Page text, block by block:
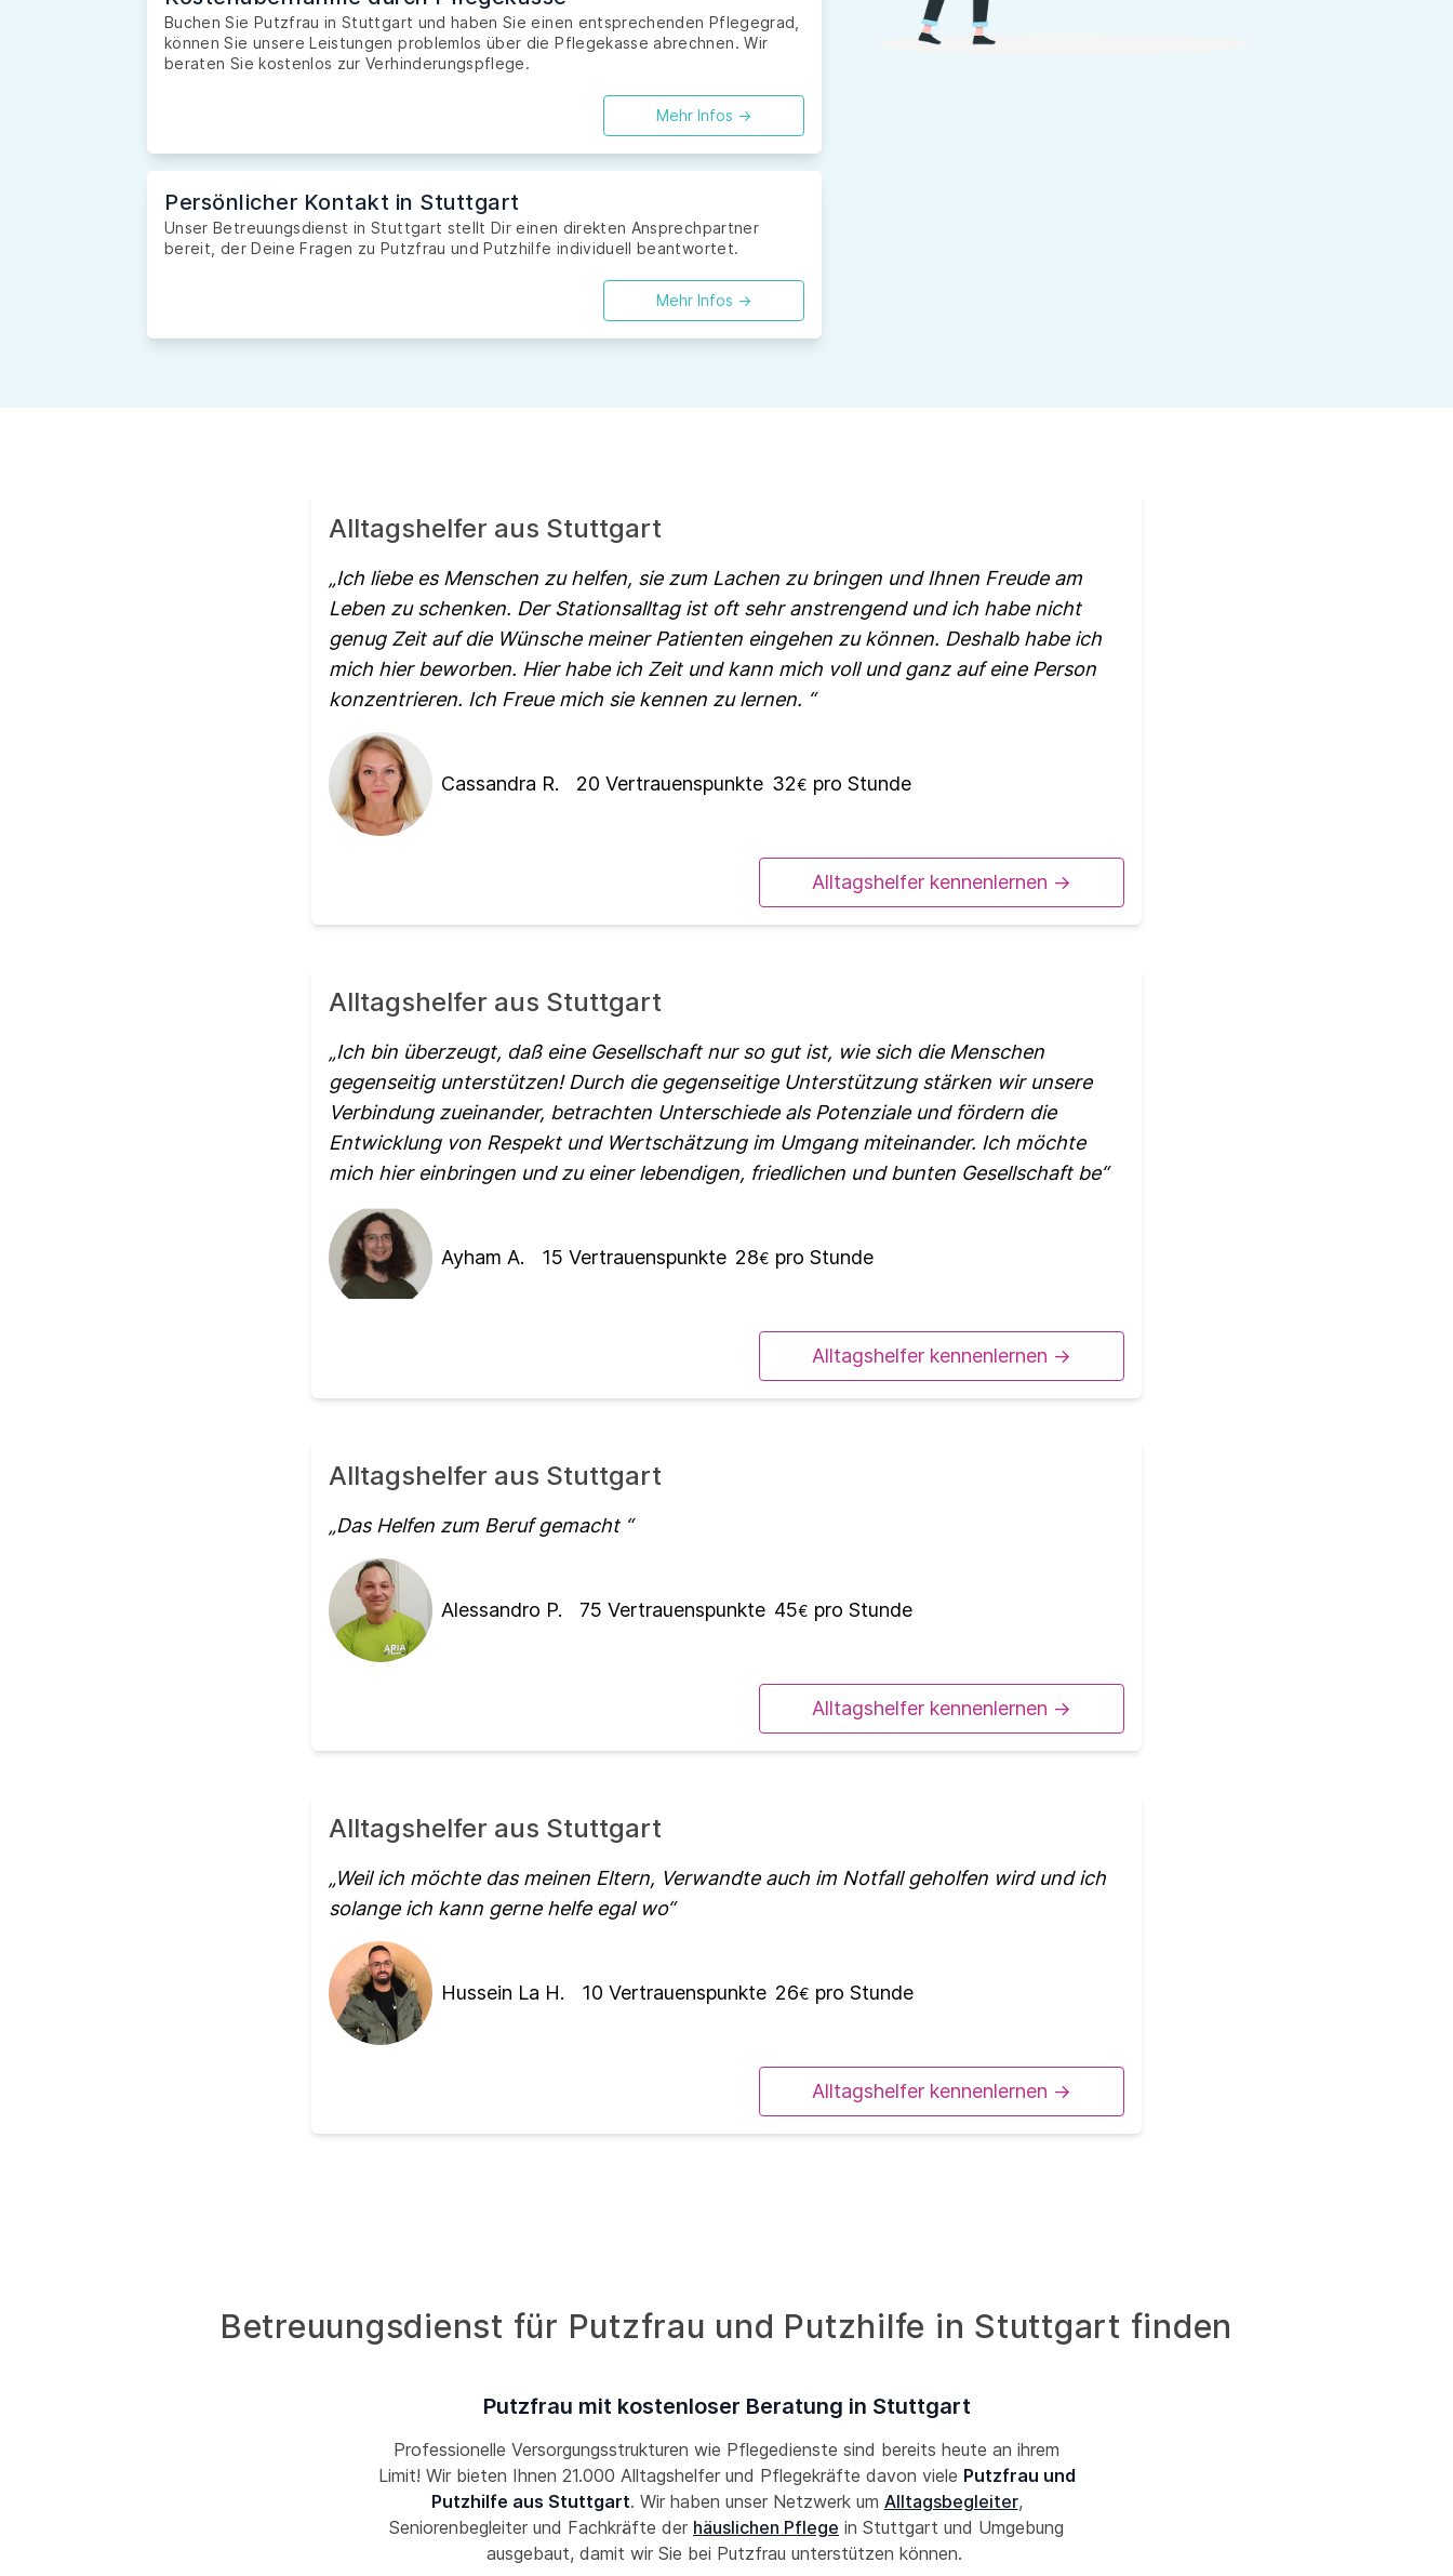
Buchen Sie Putzfrau in Stuttgart und haben Sie einen entsprechenden Pflegegrad,
können Sie unsere Leistungen problemlos über die Pflegekasse abrechnen. Wir
beraten Sie kostenlos zur Verhinderungspflege.
Mehr Infos ->
Persönlicher Kontakt in Stuttgart
Unser Betreuungsdienst in Stuttgart stellt Dir einen direkten Ansprechpartner
bereit, der Deine Fragen zu Putzfrau und Putzhilfe individuell beantwortet.
Mehr Infos ->
Alltagshelfer aus Stuttgart
Ich liebe es Menschen zu helfen, sie zum Lachen zu bringen und Ihnen Freude am
Leben zu schenken. Der Stationsalltag ist oft sehr anstrengend und ich habe nicht
genug Zeit auf die Wünsche meiner Patienten eingehen zu können. Deshalb habe ich
mich hier beworben. Hier habe ich Zeit und kann mich voll und ganz auf eine Person
konzentrieren. Ich Freue mich sie kennen zu lernen.
Cassandra R. 20 Vertrauenspunkte 32€ pro Stunde
Alltagshelfer kennenlernen ->
Alltagshelfer aus Stuttgart
Ich bin überzeugt, daß eine Gesellschaft nur so gut ist, wie sich die Menschen
gegenseitig unterstützen! Durch die gegenseitige Unterstützung stärken wir unsere
Verbindung zueinander, betrachten Unterschiede als Potenziale und fördern die
Entwicklung von Respekt und Wertschätzung im Umgang miteinander. Ich möchte
mich hier einbringen und zu einer lebendigen, friedlichen und bunten Gesellschaft be
Ayham A. 15 Vertrauenspunkte 28€ pro Stunde
Alltagshelfer kennenlernen ->
Alltagshelfer aus Stuttgart
Das Helfen zum Beruf gemacht
Alessandro P. 75 Vertrauenspunkte 45€ pro Stunde
Alltagshelfer kennenlernen ->
Alltagshelfer aus Stuttgart
Weil ich möchte das meinen Eltern, Verwandte auch im Notfall geholfen wird und ich
solange ich kann gerne helfe egal wo
Hussein La H. 10 Vertrauenspunkte 26€ pro Stunde
Alltagshelfer kennenlernen ->
Betreuungsdienst für Putzfrau und Putzhilfe in Stuttgart finden
Putzfrau mit kostenloser Beratung in Stuttgart
Professionelle Versorgungsstrukturen wie Pflegedienste sind bereits heute an ihrem
Limit! Wir bieten Ihnen 21.000 Alltagshelfer und Pflegekräfte davon viele Putzfrau und
Putzhilfe aus Stuttgart. Wir haben unser Netzwerk um Alltagsbegleiter,
Seniorenbegleiter und Fachkräfte der häuslichen Pflege in Stuttgart und Umgebung
ausgebaut, damit wir Sie bei Putzfrau unterstützen können.